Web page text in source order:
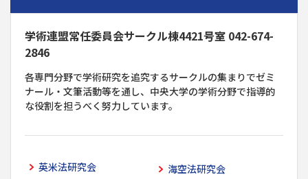
学術連盟常任委員会サークル棟4421号室 042-674-
2846
各専門分野で学術研究を追究するサークルの集まりでゼミ
ナール・文筆活動等を通し、中央大学の学術分野で指導的
な役割を担うべく努力しています。
英米法研究会
海空法研究会